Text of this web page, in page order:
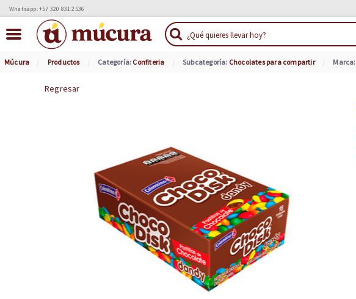
Whatsapp: +57 320 831 2536
Múcura Productos Categoría: Confiteria Subcategoría: Chocolates para compartir Marca:
Regresar